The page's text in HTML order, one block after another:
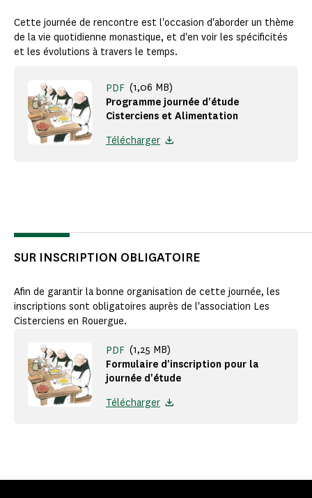
Cette journée de rencontre est l'occasion d'aborder un thème
de la vie quotidienne monastique, et d'en voir les spécificités
et les évolutions à travers le temps.
Programme journée d'étude
Cisterciens et Alimentation
PDF (1,06 MB)
Télécharger
SUR INSCRIPTION OBLIGATOIRE
Afin de garantir la bonne organisation de cette journée, les
inscriptions sont obligatoires auprès de l'association Les
Cisterciens en Rouergue.
Formulaire d'inscription pour la
journée d'étude
PDF (1,25 MB)
Télécharger